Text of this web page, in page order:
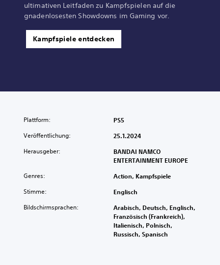
ultimativen Leitfaden zu Kampfspielen auf die
gnadenlosesten Showdowns im Gaming vor.
Kampfspiele entdecken
Plattform: PS5
Veröffentlichung: 25.1.2024
Herausgeber:
BANDAI NAMCO
ENTERTAINMENT EUROPE
Genres: Action, Kampfspiele
Stimme: Englisch
Bildschirmsprachen:
Arabisch, Deutsch, Englisch,
Französisch (Frankreich),
Italienisch, Polnisch,
Russisch, Spanisch